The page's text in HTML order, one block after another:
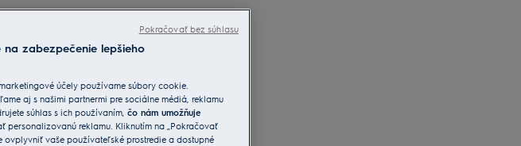
zabezpečenie lepšieho
účely používame súbory cookie.
aj s našimi partnermi pre sociálne médiá, reklamu
súhlas s ich používaním, čo nám umožňuje
personalizovanú reklamu. Kliknutím na „Pokračovať
vaše používateľské prostredie a dostupné
Pokračovať bez súhlasu